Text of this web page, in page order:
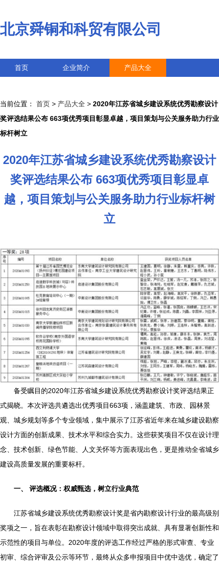
北京舜铜和科贸有限公司
首页 企业简介 产品大全
当前位置： 首页 > 产品大全 > 2020年江苏省城乡建设系统优秀勘察设计
奖评选结果公布 663项优秀项目彰显卓越，项目策划与公关服务助力行业
标杆树立
2020年江苏省城乡建设系统优秀勘察设计
奖评选结果公布 663项优秀项目彰显卓
越，项目策划与公关服务助力行业标杆树
立
备受瞩目的2020年江苏省城乡建设系统优秀勘察设计奖评选结果正
式揭晓。本次评选共遴选出优秀项目663项，涵盖建筑、市政、园林景
观、城乡规划等多个专业领域，集中展示了江苏省近年来在城乡建设勘察
设计方面的创新成果、技术水平和综合实力。这些获奖项目不仅在设计理
念、技术创新、绿色节能、人文关怀等方面表现出色，更是推动全省城乡
建设高质量发展的重要标杆。
一、 评选概况：权威甄选，树立行业典范
江苏省城乡建设系统优秀勘察设计奖是省内勘察设计行业的最高级别
奖项之一，旨在表彰在勘察设计领域中取得突出成就、具有显著创新性和
示范性的项目与单位。2020年度的评选工作经过严格的形式审查、专业
初审、综合评审及公示等环节，最终从众多申报项目中优中选优，确定了